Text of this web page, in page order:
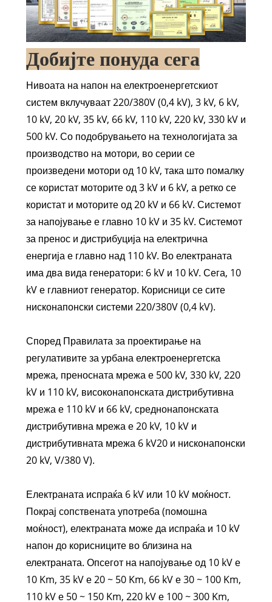
Добијте понуда сега
Нивоата на напон на електроенергетскиот
систем вклучуваат 220/380V (0,4 kV), 3 kV, 6 kV,
10 kV, 20 kV, 35 kV, 66 kV, 110 kV, 220 kV, 330 kV и
500 kV. Со подобрувањето на технологијата за
производство на мотори, во серии се
произведени мотори од 10 kV, така што помалку
се користат моторите од 3 kV и 6 kV, а ретко се
користат и моторите од 20 kV и 66 kV. Системот
за напојување е главно 10 kV и 35 kV. Системот
за пренос и дистрибуција на електрична
енергија е главно над 110 kV. Во електраната
има два вида генератори: 6 kV и 10 kV. Сега, 10
kV е главниот генератор. Корисници се сите
нисконапонски системи 220/380V (0,4 kV).
Според Правилата за проектирање на
регулативите за урбана електроенергетска
мрежа, преносната мрежа е 500 kV, 330 kV, 220
kV и 110 kV, високонапонската дистрибутивна
мрежа е 110 kV и 66 kV, среднонапонската
дистрибутивна мрежа е 20 kV, 10 kV и
дистрибутивната мрежа 6 kV20 и нисконапонски
20 kV, V/380 V).
Електраната испраќа 6 kV или 10 kV моќност.
Покрај сопствената употреба (помошна
моќност), електраната може да испраќа и 10 kV
напон до корисниците во близина на
електраната. Опсегот на напојување од 10 kV е
10 Km, 35 kV е 20 ~ 50 Km, 66 kV е 30 ~ 100 Km,
110 kV е 50 ~ 150 Km, 220 kV е 100 ~ 300 Km,